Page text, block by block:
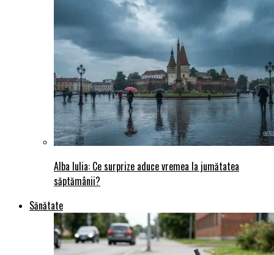
Alba Iulia: Ce surprize aduce vremea la jumătatea
săptămânii?
Sănătate